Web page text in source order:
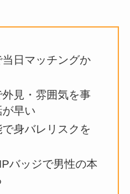
当日マッチングか
見・雰囲気を事
早い
身バレリスクを
バッジで男性の本